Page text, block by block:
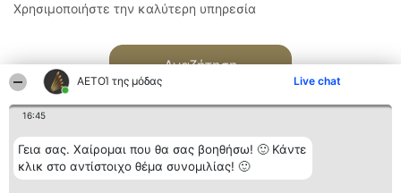
ΑΕΤΟΊ της μόδας Live chat
16:45
Γεια σας. Χαίρομαι που θα σας βοηθήσω! 🙂 Κάντε
κλικ στο αντίστοιχο θέμα συνομιλίας! 🙂
Χρησιμοποιήστε την καλύτερη υπηρεσία
Αναζήτηση